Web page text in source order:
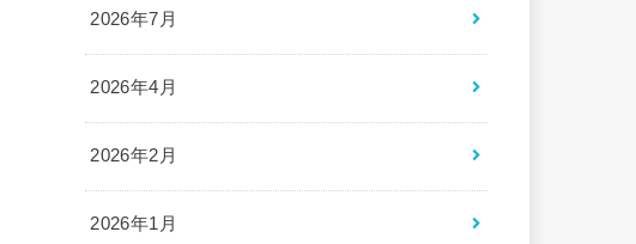
2026年7月
2026年4月
2026年2月
2026年1月